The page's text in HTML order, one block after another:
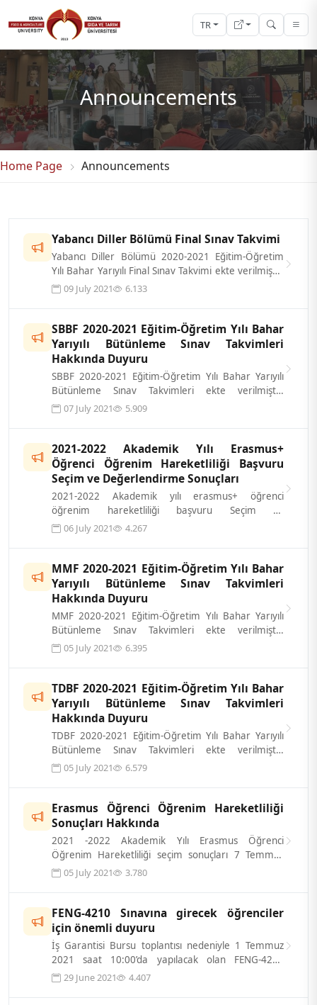
TR
Announcements
Home Page Announcements
Yabancı Diller Bölümü Final Sınav Takvimi
Yabancı Diller Bölümü 2020-2021 Eğitim-Öğretim
Yılı Bahar Yarıyılı Final Sınav Takvimi ekte verilmiştir.
Öğrencilerimize Önemle...
09 July 2021 6.133
SBBF 2020-2021 Eğitim-Öğretim Yılı Bahar
Yarıyılı Bütünleme Sınav Takvimleri
Hakkında Duyuru
SBBF 2020-2021 Eğitim-Öğretim Yılı Bahar Yarıyılı
Bütünleme Sınav Takvimleri ekte verilmiştir.
Öğrencilerimize Önemle Duyurulur...
07 July 2021 5.909
2021-2022 Akademik Yılı Erasmus+
Öğrenci Öğrenim Hareketliliği Başvuru
Seçim ve Değerlendirme Sonuçları
2021-2022 Akademik yılı erasmus+ öğrenci
öğrenim hareketliliği başvuru Seçim ve
değerlendirme sonuçları için tıklayınız.
06 July 2021 4.267
MMF 2020-2021 Eğitim-Öğretim Yılı Bahar
Yarıyılı Bütünleme Sınav Takvimleri
Hakkında Duyuru
MMF 2020-2021 Eğitim-Öğretim Yılı Bahar Yarıyılı
Bütünleme Sınav Takvimleri ekte verilmiştir.
Öğrencilerimize Önemle Duyurulur....
05 July 2021 6.395
TDBF 2020-2021 Eğitim-Öğretim Yılı Bahar
Yarıyılı Bütünleme Sınav Takvimleri
Hakkında Duyuru
TDBF 2020-2021 Eğitim-Öğretim Yılı Bahar Yarıyılı
Bütünleme Sınav Takvimleri ekte verilmiştir.
Öğrencilerimize Önemle Duyurulur...
05 July 2021 6.579
Erasmus Öğrenci Öğrenim Hareketliliği
Sonuçları Hakkında
2021 -2022 Akademik Yılı Erasmus Öğrenci
Öğrenim Hareketliliği seçim sonuçları 7 Temmuz
2021 tarihinde açıklanacaktır.
05 July 2021 3.780
FENG-4210 Sınavına girecek öğrenciler
için önemli duyuru
İş Garantisi Bursu toplantısı nedeniyle 1 Temmuz
2021 saat 10:00’da yapılacak olan FENG-4210
Sensory Evaluation of Food Prod...
29 June 2021 4.407